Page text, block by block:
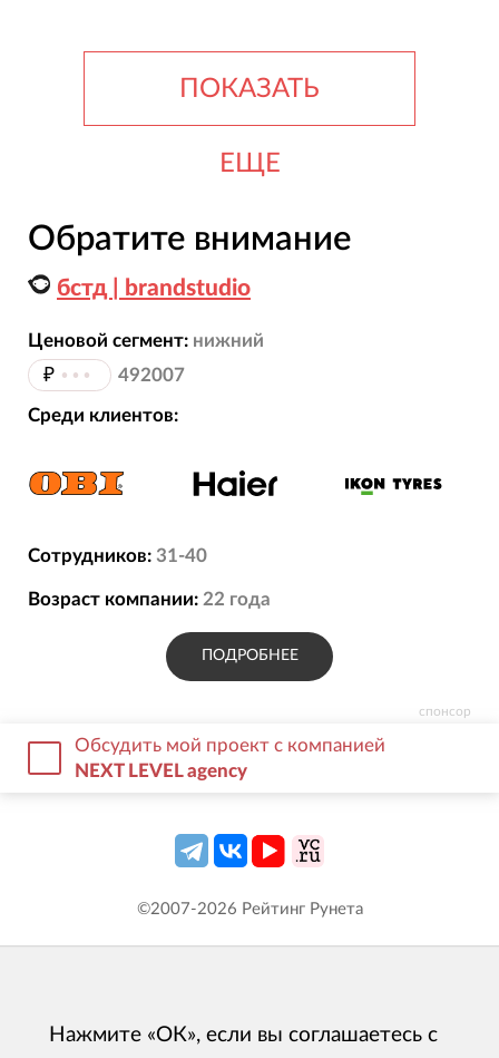
ПОКАЗАТЬ
ЕЩЕ
спонсор
Обратите внимание
бстд | brandstudio
Ценовой сегмент: нижний
₽ ••• 492007
Среди клиентов:
Сотрудников: 31-40
Возраст компании: 22 года
ПОДРОБНЕЕ
Обсудить мой проект с компанией
NEXT LEVEL agency
©2007-2026 Рейтинг Рунета
Нажмите «ОК», если вы соглашаетесь с